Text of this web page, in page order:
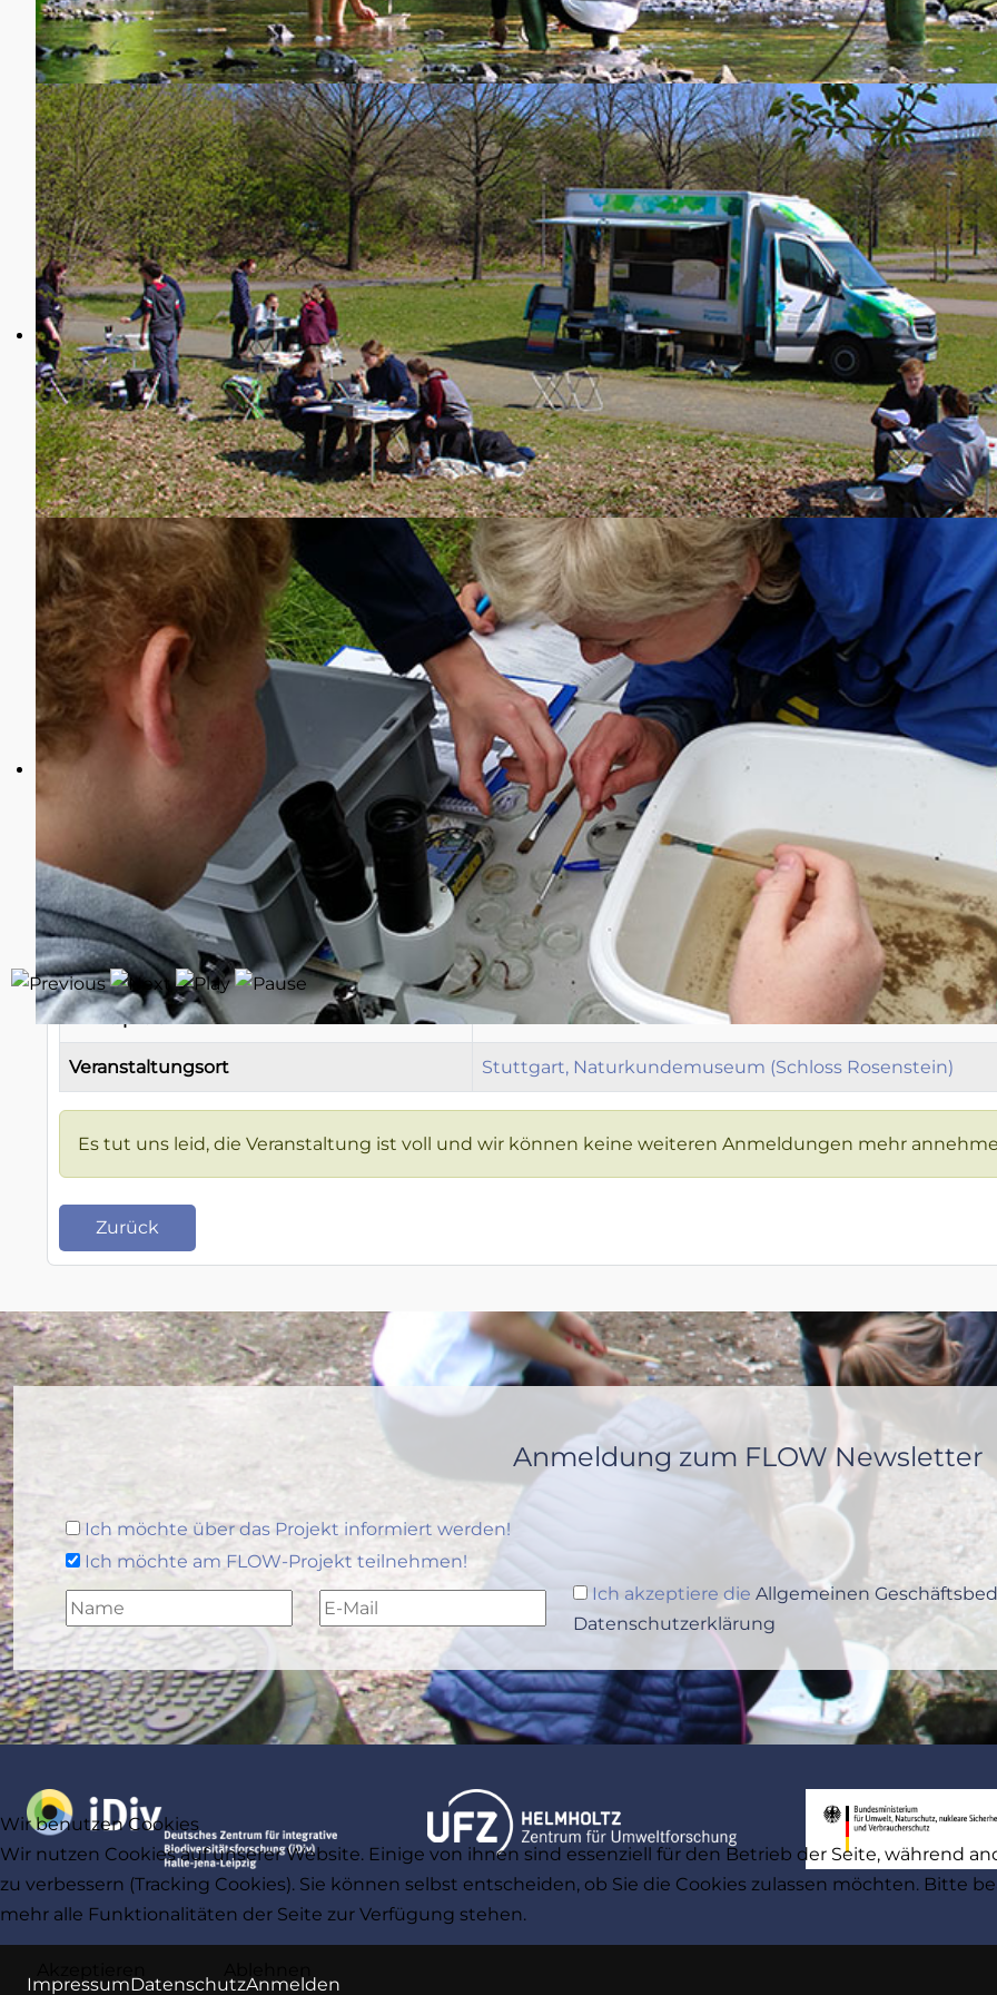
Präsenzschulung für
Veranstaltungsadresse: Naturkundemuseum Schloss Rosenstein, Rosenstein 14, 70191 Stuttgart
Die Schulung findet im Seminarraum 3 (im 1. Stock) statt. Beginn ist 9 Uhr, Ende ist 16 Uhr (wer
Die Teilnehmer dürfen zur Bestimmung auch eigene Proben mitbringen. Schulungsteilnehmer zahlen
werden gestellt.
Das Museumspersonal ist instruiert und weist den Weg.
Näheres zur genauen Lage und Anfahrt findet sich hier:https://www.naturkundemuseum-bw.de/
Bitte mitbringen: Verpflegung für die Mittagspause, Notizblock und Stifte, falls vorhanden: eigene
Makrozoobenthos-Proben.
Zielgruppe: FLOW-Gruppenleiter:innen
Leitung: Arnold Staniczek
Informationen zur Veranstaltung
Beginn der Veranstaltung 28.03.202610:00 - 17:00
27.03.2026
max. Teilnehmer 15
Registered
Plätze 0
Einzelpreis
Veranstaltungsort Stuttgart, Naturkundemuseum (Schloss Rosenstein)
Es tut uns leid, die Veranstaltung ist voll und wir können keine weiteren Anmeldungen mehr
Zurück
Anmeldung zum FLOW Newsletter
Ich möchte über das Projekt informiert werden!
Ich möchte am FLOW-Projekt teilnehmen!
Ich akzeptiere dieAllgemeinen
Datenschutzerklärung
ImpressumDatenschutzAnmelden
Wir benutzen Cookies
Wir nutzen Cookies auf unserer Website. Einige von ihnen sind essenziell für den Betrieb der Seite, während
zu verbessern (Tracking Cookies). Sie können selbst entscheiden, ob Sie die Cookies zulassen möchten. Bitte
mehr alle Funktionalitäten der Seite zur Verfügung stehen.